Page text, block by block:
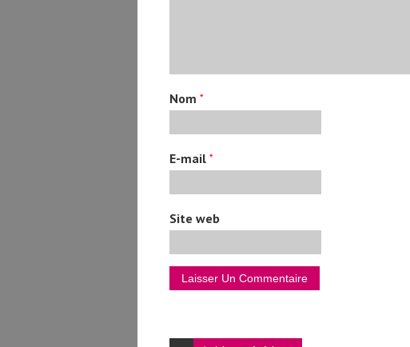
Nom *
E-mail *
Site web